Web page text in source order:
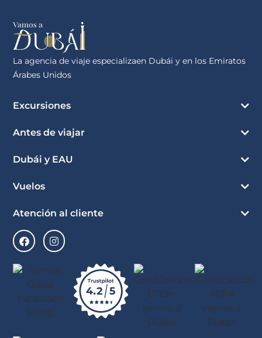
La agencia de viaje especializaen Dubái y en los Emiratos
Árabes Unidos
Excursiones
Antes de viajar
Dubái y EAU
Vuelos
Atención al cliente